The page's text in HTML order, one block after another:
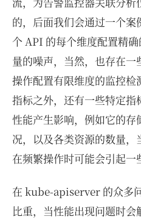
的，后面我们会通过一个
个 API 的每个维度配置精
量的噪声，当然，也存在
操作配置有限维度的监控
指标之外，还有一些特定
性能产生影响，例如它的
况，以及各类资源的数量
在频繁操作时可能会引起一
在 kube-apiserver 的众多
比重，当性能出现问题时